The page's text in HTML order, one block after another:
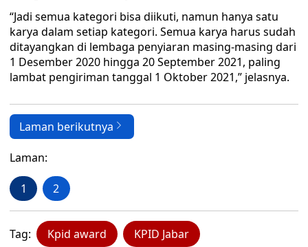
“Jadi semua kategori bisa diikuti, namun hanya satu
karya dalam setiap kategori. Semua karya harus sudah
ditayangkan di lembaga penyiaran masing-masing dari
1 Desember 2020 hingga 20 September 2021, paling
lambat pengiriman tanggal 1 Oktober 2021,” jelasnya.
Laman berikutnya
Laman:
1 2
Tag: Kpid award KPID Jabar